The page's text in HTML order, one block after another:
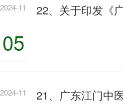
2024-11
05
22、关于印发《
2024-11 21、广东江门中